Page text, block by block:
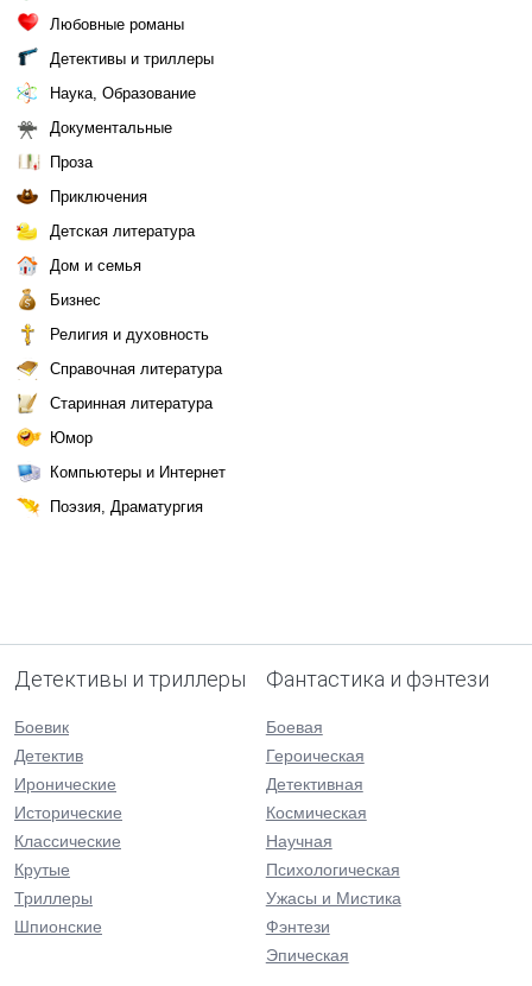
Любовные романы
Детективы и триллеры
Наука, Образование
Документальные
Проза
Приключения
Детская литература
Дом и семья
Бизнес
Религия и духовность
Справочная литература
Старинная литература
Юмор
Компьютеры и Интернет
Поэзия, Драматургия
Детективы и триллеры
Боевик
Детектив
Иронические
Исторические
Классические
Крутые
Триллеры
Шпионские
Фантастика и фэнтези
Боевая
Героическая
Детективная
Космическая
Научная
Психологическая
Ужасы и Мистика
Фэнтези
Эпическая